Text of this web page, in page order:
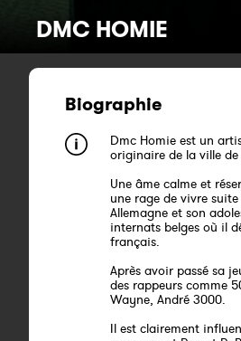
DMC HOMIE
Biographie
Dmc Homie est un
originaire de la ville
Une âme calme et
une rage de vivre
Allemagne et son
internats belges où il
français.
Après avoir passé sa
des rappeurs comme
Wayne, André 3000.
Il est clairement